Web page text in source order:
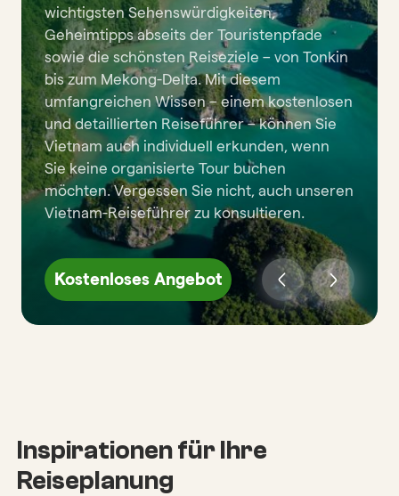
wichtigsten Sehenswürdigkeiten,
Geheimtipps abseits der Touristenpfade
sowie die schönsten Reiseziele – von Tonkin
bis zum Mekong-Delta. Mit diesem
umfangreichen Wissen – einem kostenlosen
und detaillierten Reiseführer – können Sie
Vietnam auch individuell erkunden, wenn
Sie keine organisierte Tour buchen
möchten. Vergessen Sie nicht, auch unseren
Vietnam-Reiseführer zu konsultieren.
Kostenloses Angebot
Inspirationen für Ihre
Reiseplanung